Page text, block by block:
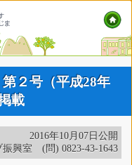
第２号（平成28年
載
2016年10月07日公開
興室 (問) 0823-43-1643